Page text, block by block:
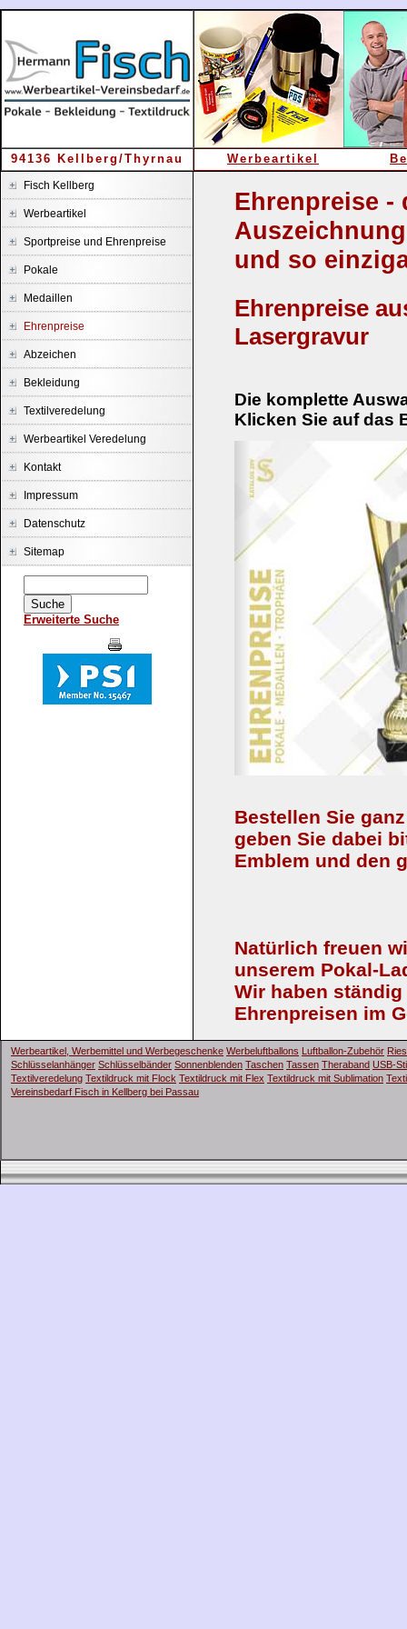
94136 Kellberg/Thyrnau Werbeartikel
Fisch Kellberg
Werbeartikel
Sportpreise und Ehrenpreise
Pokale
Medaillen
Ehrenpreise
Abzeichen
Bekleidung
Textilveredelung
Werbeartikel Veredelung
Kontakt
Impressum
Datenschutz
Sitemap
Erweiterte Suche
Ehrenpreise -
Auszeichnung
und so
Ehrenpreise
Lasergravur
Die komplette
Klicken Sie auf das
Bestellen Sie
geben Sie dabei
Emblem und den
Natürlich freuen
unserem Pokal-
Wir haben
Ehrenpreisen im
Werbeartikel, Werbemittel und Werbegeschenke Werbeluftballons Luftballon-Zubehör
Schlüsselanhänger Schlüsselbänder Sonnenblenden Taschen Tassen Theraband USB-
Textilveredelung Textildruck mit Flock Textildruck mit Flex Textildruck mit Sublimation
Vereinsbedarf Fisch in Kellberg bei Passau